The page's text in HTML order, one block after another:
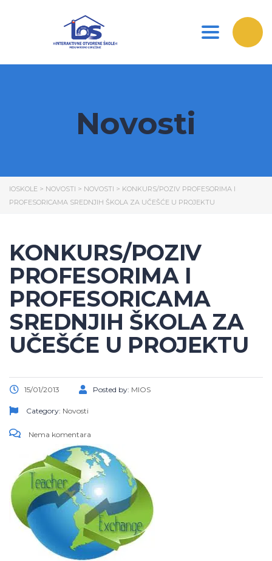
Toggle
Novosti
IOSKOLE > NOVOSTI > NOVOSTI > KONKURS/POZIV PROFESORIMA I
PROFESORICAMA SREDNJIH ŠKOLA ZA UČEŠĆE U PROJEKTU
KONKURS/POZIV
PROFESORIMA I
PROFESORICAMA
SREDNJIH ŠKOLA ZA
UČEŠĆE U PROJEKTU
15/01/2013 Posted by: MIOS
Category: Novosti
Nema komentara